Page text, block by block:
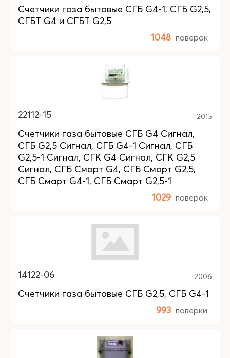
Счетчики газа бытовые СГБ G4-1, СГБ G2,5,
СГБТ G4 и СГБТ G2,5
1048 поверок
22112-15 2015
Счетчики газа бытовые СГБ G4 Сигнал,
СГБ G2,5 Сигнал, СГБ G4-1 Сигнал, СГБ
G2,5-1 Сигнал, СГК G4 Сигнал, СГК G2,5
Сигнал, СГБ Смарт G4, СГБ Смарт G2,5,
СГБ Смарт G4-1, СГБ Смарт G2,5-1
1029 поверок
14122-06 2006
Счетчики газа бытовые СГБ G2,5, СГБ G4-1
993 поверки